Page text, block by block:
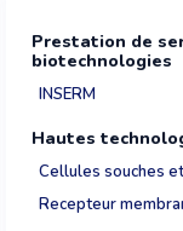
Prestation de
biotechnologies
INSERM
Hautes
Cellules souches
Recepteur